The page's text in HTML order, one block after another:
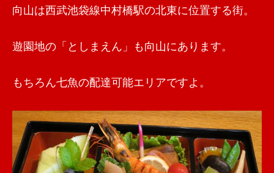
向山は西武池袋線中村橋駅の北東に位置する街。
遊園地の「としまえん」も向山にあります。
もちろん七魚の配達可能エリアですよ。